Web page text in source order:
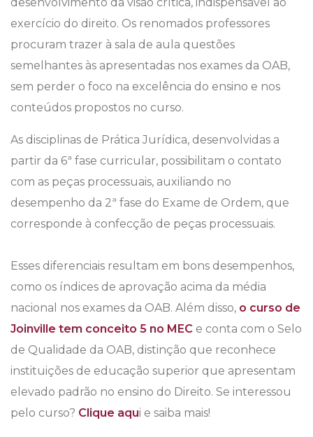
exercício do direito. Os renomados professores
procuram trazer à sala de aula questões
semelhantes às apresentadas nos exames da OAB,
sem perder o foco na excelência do ensino e nos
conteúdos propostos no curso.
As disciplinas de Prática Jurídica, desenvolvidas a
partir da 6ª fase curricular, possibilitam o contato
com as peças processuais, auxiliando no
desempenho da 2ª fase do Exame de Ordem, que
corresponde à confecção de peças processuais.
Esses diferenciais resultam em bons desempenhos,
como os índices de aprovação acima da média
nacional nos exames da OAB. Além disso, o curso de
Joinville tem conceito 5 no MEC e conta com o Selo
de Qualidade da OAB, distinção que reconhece
instituições de educação superior que apresentam
elevado padrão no ensino do Direito. Se interessou
pelo curso? Clique aqui e saiba mais!